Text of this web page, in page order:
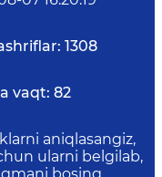
1308
vaqt: 82
aniqlasangiz,
ularni belgilab,